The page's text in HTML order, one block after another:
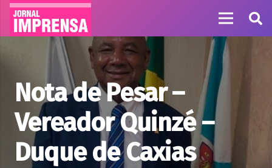
Nota de Pesar –
Vereador Quinzé –
Duque de Caxias